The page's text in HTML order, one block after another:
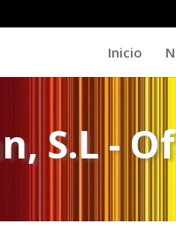
Inicio
S.L -